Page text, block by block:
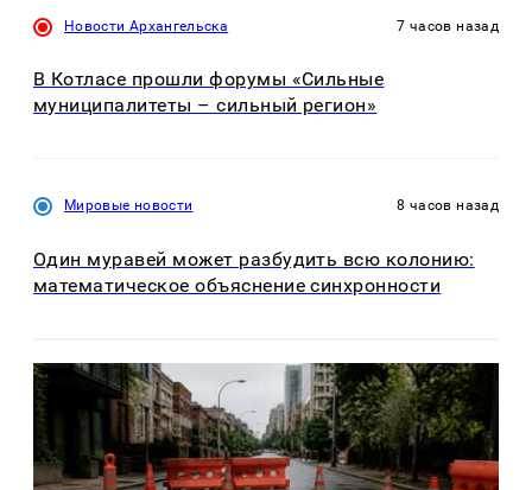
Новости Архангельска 7 часов назад
В Котласе прошли форумы «Сильные
муниципалитеты – сильный регион»
Мировые новости 8 часов назад
Один муравей может разбудить всю колонию:
математическое объяснение синхронности